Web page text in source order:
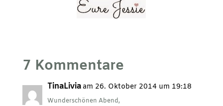
7 Kommentare
TinaLivia am 26. Oktober 2014 um 19:18
Wunderschönen Abend,